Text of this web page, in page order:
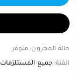
حالة المخزون: متوفر
الفئة: جميع المستلزمات